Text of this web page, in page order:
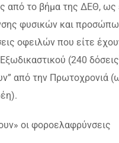
από το βήμα της ΔΕΘ,
φυσικών και
οφειλών που είτε
(240
από την Πρωτοχρονιά
οι φοροελαφρύνσεις